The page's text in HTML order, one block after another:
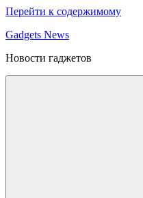
Перейти к содержимому
Gadgets News
Новости гаджетов